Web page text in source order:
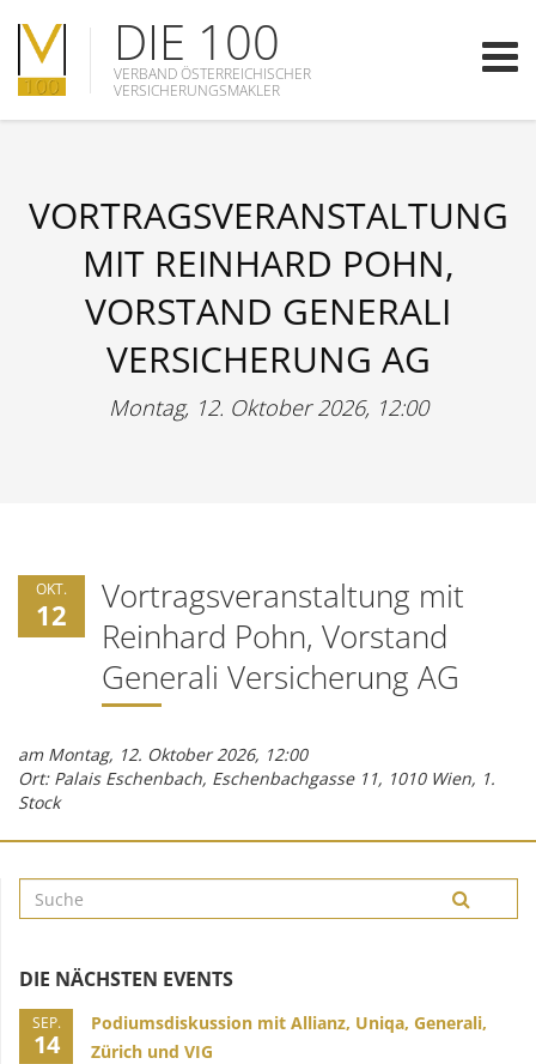
DIE 100
VERBAND ÖSTERREICHISCHER
VERSICHERUNGSMAKLER
VORTRAGSVERANSTALTUNG
MIT REINHARD POHN,
VORSTAND GENERALI
VERSICHERUNG AG
Montag, 12. Oktober 2026, 12:00
OKT.
12
Vortragsveranstaltung mit
Reinhard Pohn, Vorstand
Generali Versicherung AG
am Montag, 12. Oktober 2026, 12:00
Ort: Palais Eschenbach, Eschenbachgasse 11, 1010 Wien, 1.
Stock
DIE NÄCHSTEN EVENTS
SEP.
14
Podiumsdiskussion mit Allianz, Uniqa, Generali,
Zürich und VIG